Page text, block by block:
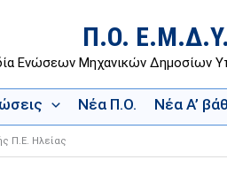
Π.Ο.
Ενώσεων Μηχανικών
Νέα Π.Ο. Νέα Α’
Π.Ε. Ηλείας